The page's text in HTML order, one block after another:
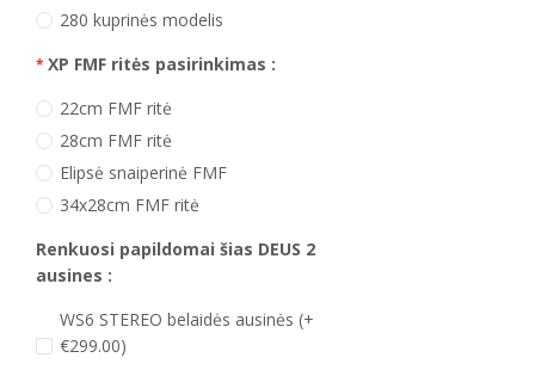
280 kuprinės modelis
XP FMF ritės pasirinkimas :
22cm FMF ritė
28cm FMF ritė
Elipsė snaiperinė FMF
34x28cm FMF ritė
Renkuosi papildomai šias DEUS 2
ausines :
WS6 STEREO belaidės ausinės (+
€299.00)